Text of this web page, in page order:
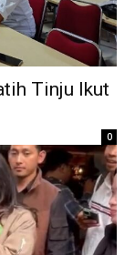
Tinju Ikut
0